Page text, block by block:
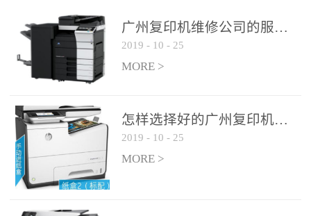
广州复印机维修公司的服务如何?
2019 - 10 - 25
MORE >
怎样选择好的广州复印机维修公司?
2019 - 10 - 25
MORE >